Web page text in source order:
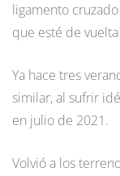
ligamento
que esté de
Ya hace tres
similar, al sufrir
en julio de 2021.
Volvió a los